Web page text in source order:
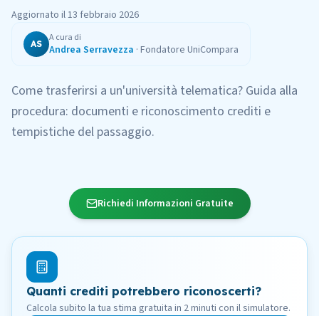
Pubblicato il13 febbraio 2026
Aggiornato il13 febbraio 2026
AS
A cura di
Andrea Serravezza · Fondatore UniCompara
Come trasferirsi a un'università telematica? Guida alla
procedura: documenti e riconoscimento crediti e
tempistiche del passaggio.
Richiedi Informazioni Gratuite
Quanti crediti potrebbero riconoscerti?
Calcola subito la tua stima gratuita in 2 minuti con il simulatore.